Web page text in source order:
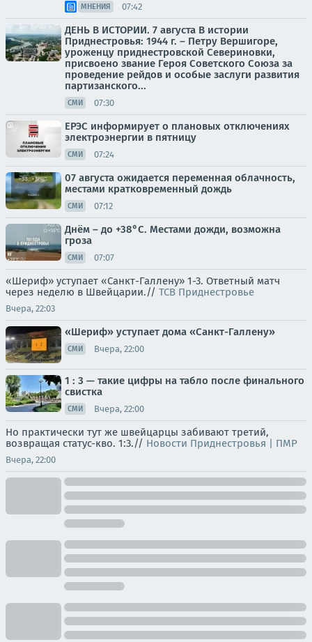
МНЕНИЯ 07:42
ДЕНЬ В ИСТОРИИ. 7 августа В истории
Приднестровья: 1944 г. – Петру Вершигоре,
уроженцу приднестровской Севериновки,
присвоено звание Героя Советского Союза за
проведение рейдов и особые заслуги развития
партизанского...
СМИ 07:30
ЕРЭС информирует о плановых отключениях
электроэнергии в пятницу
СМИ 07:24
07 августа ожидается переменная облачность,
местами кратковременный дождь
СМИ 07:12
Днём – до +38°С. Местами дожди, возможна
гроза
СМИ 07:07
«Шериф» уступает «Санкт-Галлену» 1-3. Ответный матч
через неделю в Швейцарии.// ТСВ Приднестровье
Вчера, 22:03
«Шериф» уступает дома «Санкт-Галлену»
СМИ Вчера, 22:00
1 : 3 — такие цифры на табло после финального
свистка
СМИ Вчера, 22:00
Но практически тут же швейцарцы забивают третий,
возвращая статус-кво. 1:3.// Новости Приднестровья | ПМР
Вчера, 22:00